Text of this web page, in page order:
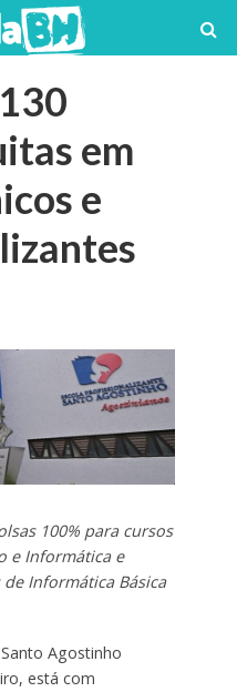
em
e
100% para cursos
e Informática e
Informática Básica
Agostinho
está com